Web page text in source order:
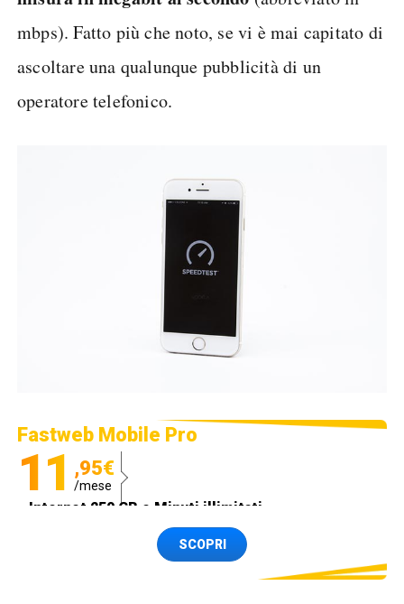
mbps). Fatto più che noto, se vi è mai capitato di
ascoltare una qualunque pubblicità di un
operatore telefonico.
Fastweb Mobile Pro
11 ,95€
/mese
Internet 250 GB e Minuti illimitati
Spedizione SIM GRATISSCOPRI